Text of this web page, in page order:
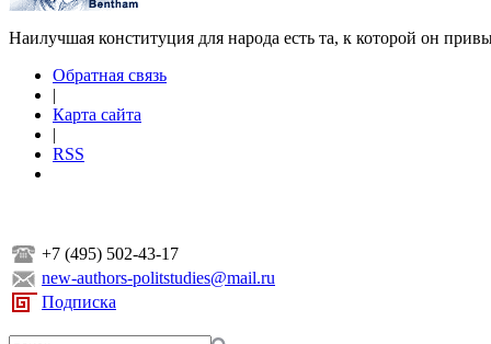
Наилучшая конституция для народа есть та, к которой он
Обратная связь
|
Карта сайта
|
RSS
+7 (495) 502-43-17
new-authors-politstudies@mail.ru
Подписка